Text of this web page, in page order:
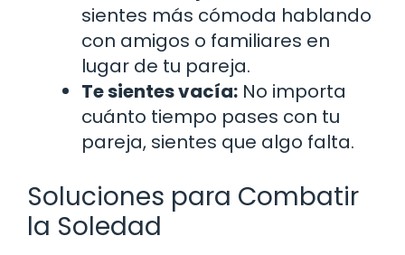
sientes más cómoda hablando
con amigos o familiares en
lugar de tu pareja.
Te sientes vacía: No importa
cuánto tiempo pases con tu
pareja, sientes que algo falta.
Soluciones para Combatir
la Soledad